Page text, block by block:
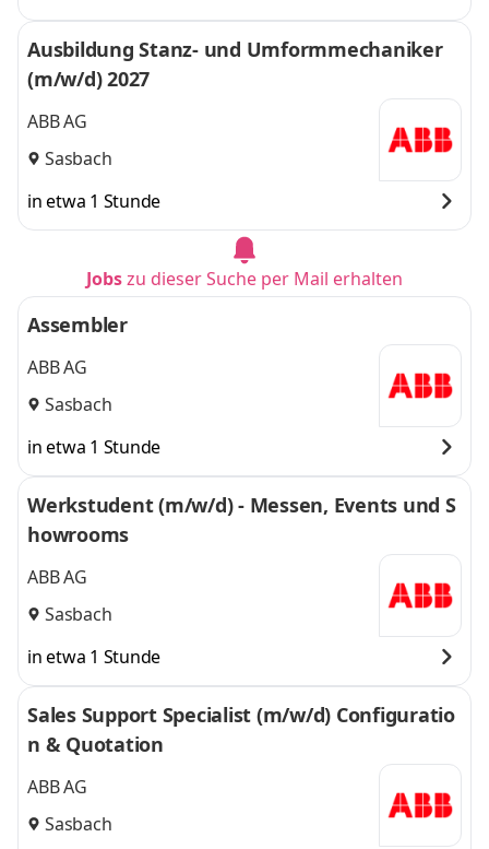
Ausbildung Stanz- und Umformmechaniker
(m/w/d) 2027
ABB AG
Sasbach
in etwa 1 Stunde
Jobszu dieser Suche per Mail erhalten
Assembler
ABB AG
Sasbach
in etwa 1 Stunde
Werkstudent (m/w/d) - Messen, Events und S
howrooms
ABB AG
Sasbach
in etwa 1 Stunde
Sales Support Specialist (m/w/d) Configuratio
n & Quotation
ABB AG
Sasbach